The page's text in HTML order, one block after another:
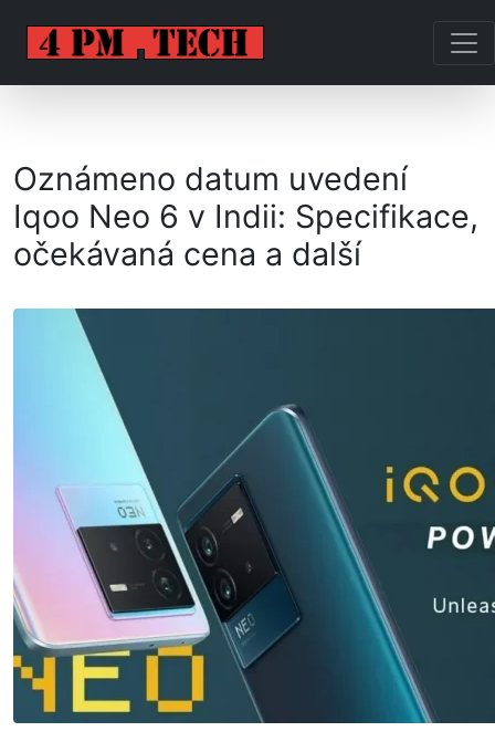
Oznámeno datum uvedení
Iqoo Neo 6 v Indii: Specifikace,
očekávaná cena a další